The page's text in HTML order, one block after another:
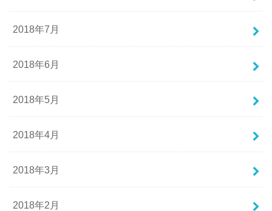
2018年7月
2018年6月
2018年5月
2018年4月
2018年3月
2018年2月